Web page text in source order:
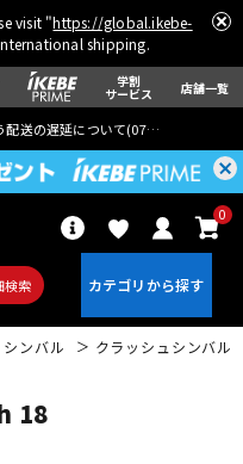
visit "https://global.ikebe-
shipping.
学割
サービス 店舗一覧
配送の遅延について(07月29日
検索
0
シンバル クラッシュシンバル
18